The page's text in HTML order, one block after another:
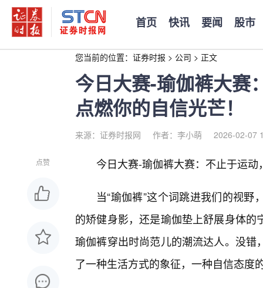
首页 快讯 要闻 股市
您当前的位置： 证券时报 > 公司 > 正文
今日大赛-瑜伽裤大赛
点燃你的自信光芒！
来源：证券时报网 作者：李小萌 2026-02-07
点赞 今日大赛-瑜伽裤大赛：不止于运
当“瑜伽裤”这个词跳进我们的视
的矫健身影，还是瑜伽垫上舒展身体
瑜伽裤穿出时尚范儿的潮流达人。没
了一种生活方式的象征，一种自信态度